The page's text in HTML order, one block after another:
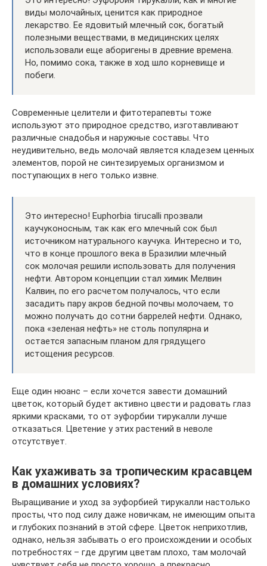
виды молочайных, ценится как природное
лекарство. Ее ядовитый млечный сок, богатый
полезными веществами, в медицинских целях
использовали еще аборигены в древние времена.
Но, помимо сока, также в ход шло корневище и
побеги.
Современные целители и фитотерапевты тоже
используют это природное средство, изготавливают
различные снадобья и наружные составы. Что
неудивительно, ведь молочай является кладезем ценных
элементов, порой не синтезируемых организмом и
поступающих в него только извне.
Это интересно! Euphorbia tirucalli прозвали
каучуконосным, так как его млечный сок был
источником натурального каучука. Интересно и то,
что в конце прошлого века в Бразилии млечный
сок молочая решили использовать для получения
нефти. Автором концепции стал химик Мелвин
Калвин, по его расчетом получалось, что если
засадить пару акров бедной почвы молочаем, то
можно получать до сотни баррелей нефти. Однако,
пока «зеленая нефть» не столь популярна и
остается запасным планом для грядущего
истощения ресурсов.
Еще один нюанс – если хочется завести домашний
цветок, который будет активно цвести и радовать глаз
яркими красками, то от эуфорбии тирукалли лучше
отказаться. Цветение у этих растений в неволе
отсутствует.
Как ухаживать за тропическим красавцем
в домашних условиях?
Выращивание и уход за эуфорбией тирукалли настолько
просты, что под силу даже новичкам, не имеющим опыта
и глубоких познаний в этой сфере. Цветок неприхотлив,
однако, нельзя забывать о его происхождении и особых
потребностях – где другим цветам плохо, там молочай